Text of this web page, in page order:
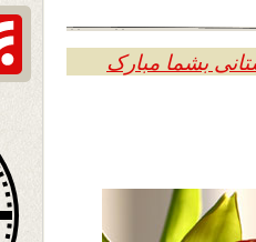
بشما مبارک